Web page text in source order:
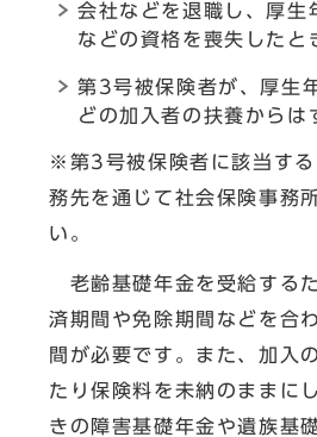
会社などを退職し、厚生
などの資格を喪失したと
第3号被保険者が、厚生
どの加入者の扶養からは
※第3号被保険者に該当す
務先を通じて社会保険事務
い。
老齢基礎年金を受給する
済期間や免除期間などを合
間が必要です。また、加入
たり保険料を未納のままに
きの障害基礎年金や遺族基